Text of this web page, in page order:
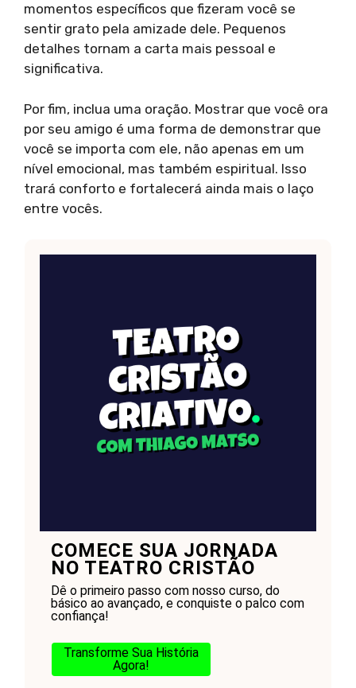
momentos específicos que fizeram você se
sentir grato pela amizade dele. Pequenos
detalhes tornam a carta mais pessoal e
significativa.
Por fim, inclua uma oração. Mostrar que você ora
por seu amigo é uma forma de demonstrar que
você se importa com ele, não apenas em um
nível emocional, mas também espiritual. Isso
trará conforto e fortalecerá ainda mais o laço
entre vocês.
COMECE SUA JORNADA
NO TEATRO CRISTÃO
Dê o primeiro passo com nosso curso, do
básico ao avançado, e conquiste o palco com
confiança!
Transforme Sua História
Agora!